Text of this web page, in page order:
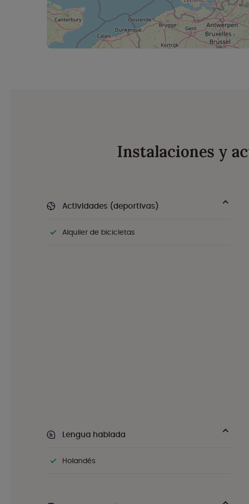
Instalaciones y
Actividades (deportivas)
Alquiler de bicicletas
Lengua hablada
Holandés